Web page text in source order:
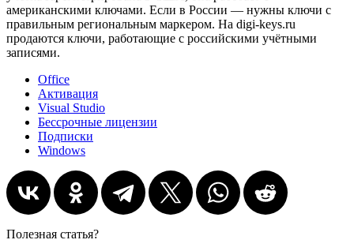
американскими ключами. Если в России — нужны ключи с
правильным региональным маркером. На digi-keys.ru
продаются ключи, работающие с российскими учётными
записями.
Office
Активация
Visual Studio
Бессрочные лицензии
Подписки
Windows
Полезная статья?